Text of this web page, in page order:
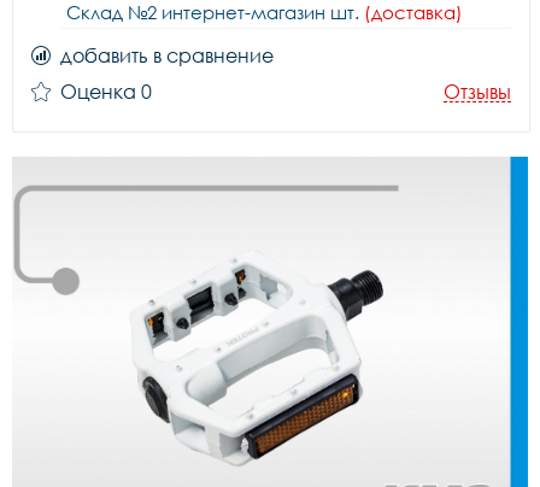
Склад №2 интернет-магазин шт. (доставка)
добавить в сравнение
Оценка 0
Отзывы